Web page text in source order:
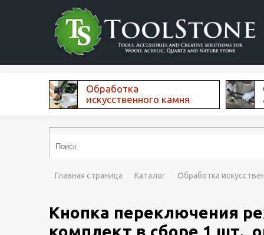
Обработка
искусственного камня
Главная страница Каталог Обработка
Кнопка переключения
комплект в сборе 1 шт.,